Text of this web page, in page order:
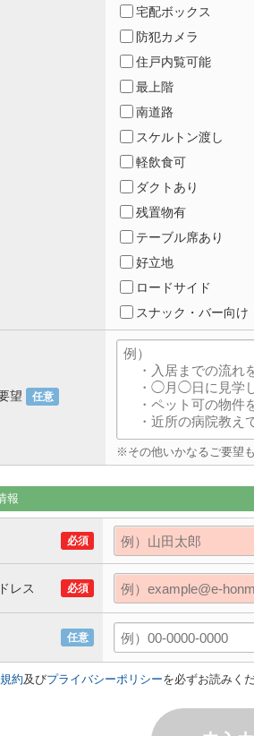
宅配ボックス
防犯カメラ
住戸内覧可能
最上階
南道路
スケルトン渡し
軽飲食可
ダクトあり
残置物有
テーブル席あり
好立地
ロードサイド
スナック・バー向け
望 任意
※その他いかなるご要望
報
必須
レス 必須
任意
約及びプライバシーポリシーを必ずお読みく